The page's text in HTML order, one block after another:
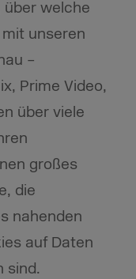
über welche
unseren
–
Prime Video,
über viele
großes
die
nahenden
auf Daten
sind.